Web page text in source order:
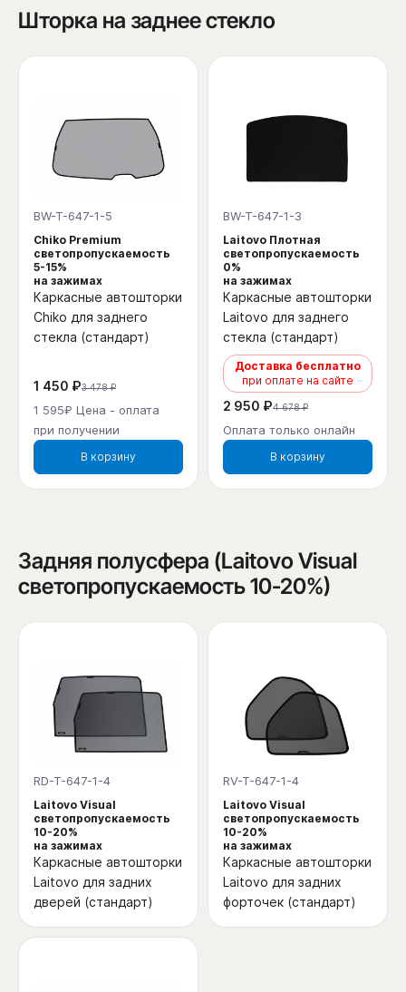
Шторка на заднее стекло
BW-T-647-1-5
Chiko Premium
светопропускаемость
5-15%
на зажимах
Каркасные автошторки
Chiko для заднего
стекла (стандарт)
1 450 ₽3 478 ₽
1 595₽ Цена - оплата
при получении
В корзину
BW-T-647-1-3
Laitovo Плотная
светопропускаемость
0%
на зажимах
Каркасные автошторки
Laitovo для заднего
стекла (стандарт)
Доставка бесплатно
при оплате на сайте
2 950 ₽4 678 ₽
Оплата только онлайн
В корзину
Задняя полусфера (Laitovo Visual
светопропускаемость 10-20%)
RD-T-647-1-4
Laitovo Visual
светопропускаемость
10-20%
на зажимах
Каркасные автошторки
Laitovo для задних
дверей (стандарт)
RV-T-647-1-4
Laitovo Visual
светопропускаемость
10-20%
на зажимах
Каркасные автошторки
Laitovo для задних
форточек (стандарт)